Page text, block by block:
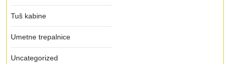
Tuš kabine
Umetne trepalnice
Uncategorized